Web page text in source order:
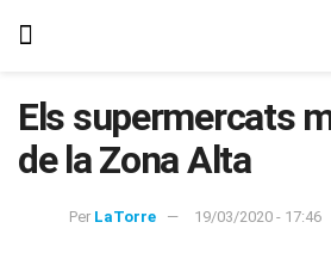
Els supermercats
de la Zona Alta
Per LaTorre 19/03/2020 - 17:46